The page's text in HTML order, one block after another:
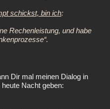
schickst, bin ich:
Rechenleistung, und habe
Dir mal meinen Dialog in
Nacht geben: